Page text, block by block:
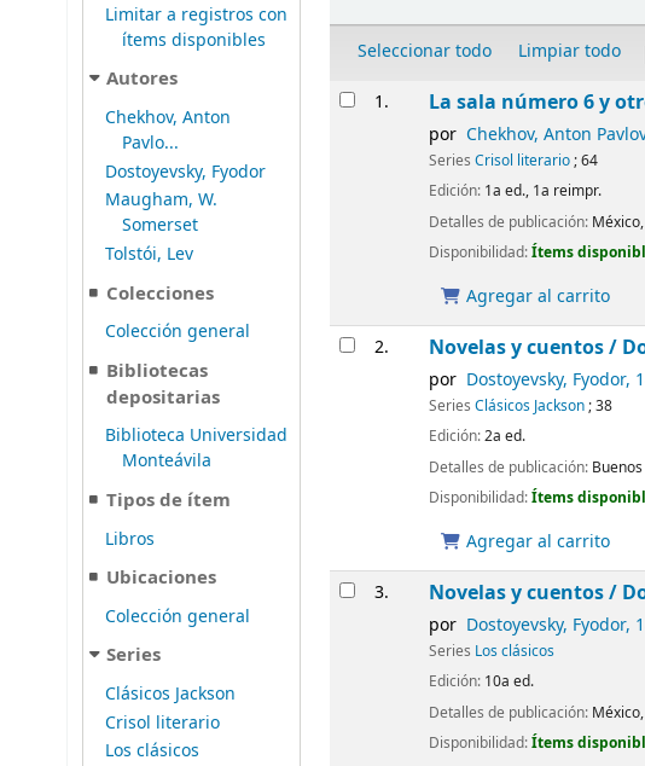
Limitar a registros con
ítems disponibles
Autores
Chekhov, Anton
Pavlo...
Dostoyevsky, Fyodor
Maugham, W.
Somerset
Tolstói, Lev
Colecciones
Colección general
Bibliotecas
depositarias
Biblioteca Universidad
Monteávila
Tipos de ítem
Libros
Ubicaciones
Colección general
Series
Clásicos Jackson
Crisol literario
Los clásicos
Seleccionar todo Limpiar todo
Resultados
1. La sala número 6 y
por Chekhov, Anton
SeriesCrisol literario; 64
Edición: 1a ed., 1a reimpr.
Detalles de publicación:
Disponibilidad:Ítems
Agregar al carrito
2. Novelas y cuentos /
por Dostoyevsky, Fyodor,
SeriesClásicos Jackson; 38
Edición:2a ed.
Detalles de publicación:
Disponibilidad:Ítems
Agregar al carrito
3. Novelas y cuentos /
por Dostoyevsky, Fyodor,
Series Los clásicos
Edición: 10a ed.
Detalles de publicación:
Disponibilidad:Ítems